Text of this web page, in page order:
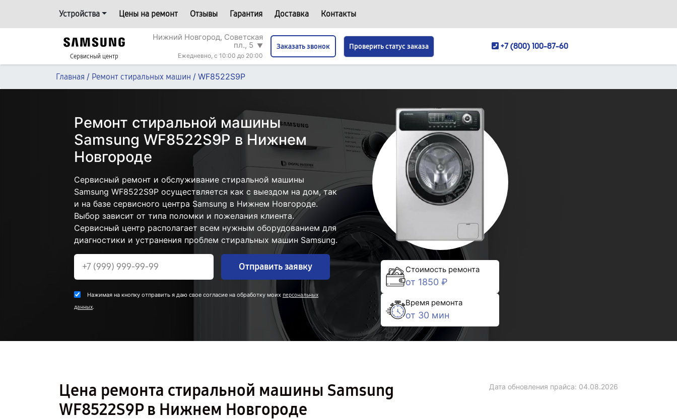
Устройства Цены на ремонт Отзывы Гарантия Доставка Контакты
Сервисный центр
Нижний Новгород, Советская
пл., 5 ▼
Ежедневно, с 10:00 до 20:00
Заказать звонок Проверить статус заказа +7 (800) 100-87-60
Главная / Ремонт стиральных машин / WF8522S9P
Ремонт стиральной машины
Samsung WF8522S9P в Нижнем
Новгороде
Сервисный ремонт и обслуживание стиральной машины
Samsung WF8522S9P осуществляется как с выездом на дом, так
и на базе сервисного центра Samsung в Нижнем Новгороде.
Выбор зависит от типа поломки и пожелания клиента.
Сервисный центр располагает всем нужным оборудованием для
диагностики и устранения проблем стиральных машин Samsung.
Отправить заявку
Нажимая на кнопку отправить я даю свое согласие на обработку моих персональных
данных.
Стоимость ремонта
от 1850 ₽
Время ремонта
от 30 мин
Цена ремонта стиральной машины Samsung
WF8522S9P в Нижнем Новгороде
Дата обновления прайса: 04.08.2026